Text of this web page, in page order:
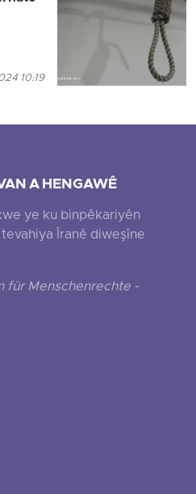
10:19
A HENGAWÊ
ye ku binpêkariyên
Îranê diweşîne
für Menschenrechte -